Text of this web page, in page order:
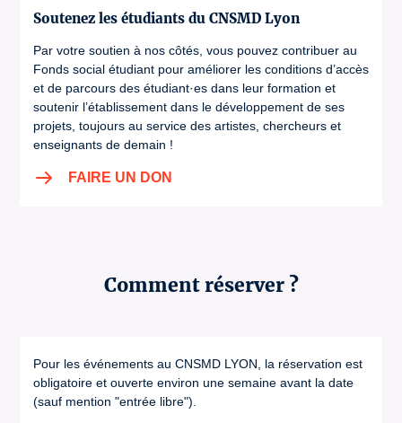
Soutenez les étudiants du CNSMD Lyon
Par votre soutien à nos côtés, vous pouvez contribuer au
Fonds social étudiant pour améliorer les conditions d’accès
et de parcours des étudiant·es dans leur formation et
soutenir l’établissement dans le développement de ses
projets, toujours au service des artistes, chercheurs et
enseignants de demain !
FAIRE UN DON
Comment réserver ?
Pour les événements au CNSMD LYON, la réservation est
obligatoire et ouverte environ une semaine avant la date
(sauf mention "entrée libre").